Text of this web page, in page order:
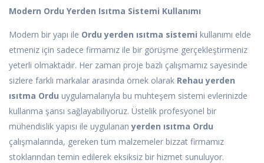
Modern Ordu Yerden Isıtma Sistemi Kullanımı
Modern bir yapı ile Ordu yerden ısıtma sistemi kullanımı elde
etmeniz için sadece firmamız ile bir görüşme gerçekleştirmeniz
yeterli olmaktadır. Her zaman proje bazlı çalışmamız sayesinde
sizlere farklı markalar arasında örnek olarak Rehau yerden
ısıtma Ordu uygulamalarıyla bu muhteşem sistemi evlerinizde
kullanma şansı sağlayabiliyoruz. Üstelik profesyonel bir
mühendislik yapısı ile uygulananyerden ısıtma Ordu
çalışmalarında, gereken tüm malzemeler bizzat firmamız
stoklarından temin edilerek eksiksiz bir hizmet sunuluyor.